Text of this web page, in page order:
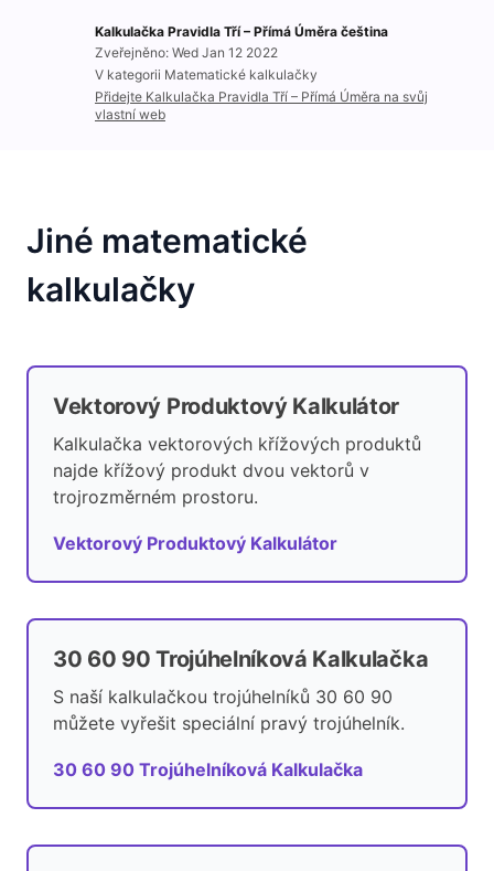
Kalkulačka Pravidla Tří – Přímá Úměra čeština
Zveřejněno: Wed Jan 12 2022
V kategorii Matematické kalkulačky
Přidejte Kalkulačka Pravidla Tří – Přímá Úměra na svůj
vlastní web
Jiné matematické
kalkulačky
Vektorový Produktový Kalkulátor
Kalkulačka vektorových křížových produktů
najde křížový produkt dvou vektorů v
trojrozměrném prostoru.
Vektorový Produktový Kalkulátor
30 60 90 Trojúhelníková Kalkulačka
S naší kalkulačkou trojúhelníků 30 60 90
můžete vyřešit speciální pravý trojúhelník.
30 60 90 Trojúhelníková Kalkulačka